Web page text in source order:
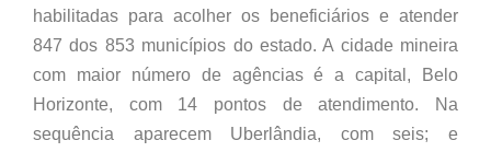
habilitadas para acolher os beneficiários e atender
847 dos 853 municípios do estado. A cidade mineira
com maior número de agências é a capital, Belo
Horizonte, com 14 pontos de atendimento. Na
sequência aparecem Uberlândia, com seis; e